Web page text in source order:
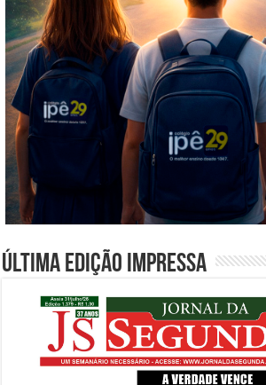
Última edição impressa